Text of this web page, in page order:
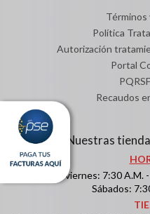
Términos
Política
Autorización
Portal
Recaudos
Nuestras
Lunes a viernes: 7:30 A.M.
Sábados: